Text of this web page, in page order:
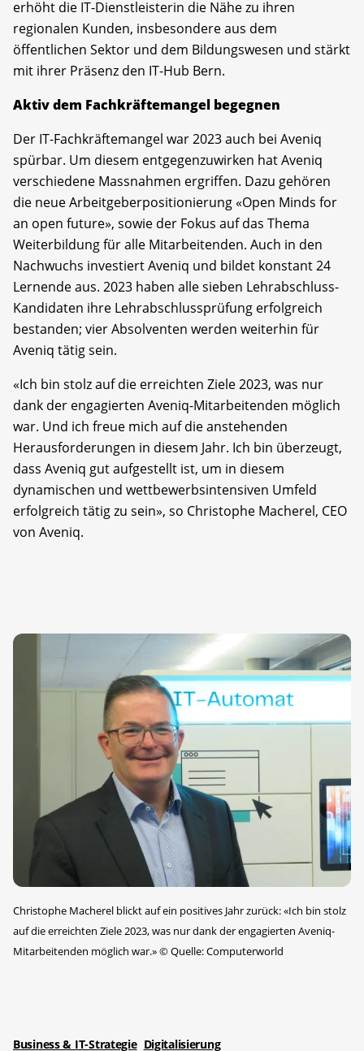
erhöht die IT-Dienstleisterin die Nähe zu ihren
regionalen Kunden, insbesondere aus dem
öffentlichen Sektor und dem Bildungswesen und stärkt
mit ihrer Präsenz den IT-Hub Bern.
Aktiv dem Fachkräftemangel begegnen
Der IT-Fachkräftemangel war 2023 auch bei Aveniq
spürbar. Um diesem entgegenzuwirken hat Aveniq
verschiedene Massnahmen ergriffen. Dazu gehören
die neue Arbeitgeberpositionierung «Open Minds for
an open future», sowie der Fokus auf das Thema
Weiterbildung für alle Mitarbeitenden. Auch in den
Nachwuchs investiert Aveniq und bildet konstant 24
Lernende aus. 2023 haben alle sieben Lehrabschluss-
Kandidaten ihre Lehrabschlussprüfung erfolgreich
bestanden; vier Absolventen werden weiterhin für
Aveniq tätig sein.
«Ich bin stolz auf die erreichten Ziele 2023, was nur
dank der engagierten Aveniq-Mitarbeitenden möglich
war. Und ich freue mich auf die anstehenden
Herausforderungen in diesem Jahr. Ich bin überzeugt,
dass Aveniq gut aufgestellt ist, um in diesem
dynamischen und wettbewerbsintensiven Umfeld
erfolgreich tätig zu sein», so Christophe Macherel, CEO
von Aveniq.
Christophe Macherel blickt auf ein positives Jahr zurück: «Ich bin stolz
auf die erreichten Ziele 2023, was nur dank der engagierten Aveniq-
Mitarbeitenden möglich war.»©Quelle: Computerworld
Business & IT-Strategie Digitalisierung